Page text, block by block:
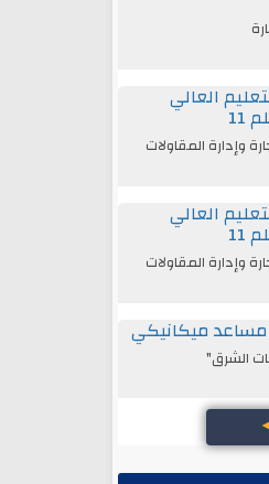
العالي
وإدارة المقاولات
العالي
وإدارة المقاولات
ميكانيكي
الشرق"